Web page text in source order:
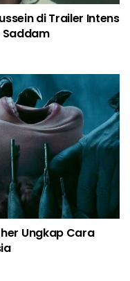
di Trailer Intens
Saddam
Ungkap Cara